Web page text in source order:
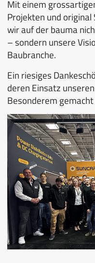
Mit einem
Projekten und original
wir auf der bauma
– sondern unsere
Baubranche.
Ein riesiges
deren Einsatz
Besonderem